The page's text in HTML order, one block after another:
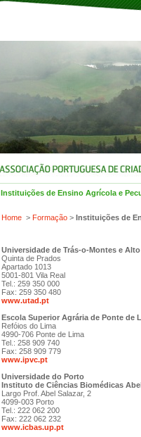
Instituições de Ensino Agrícola e
Home > Formação > Instituições de
Universidade de Trás-o-Montes e
Quinta de Prados
Apartado 1013
5001-801 Vila Real
Tel.: 259 350 000
Fax: 259 350 480
www.utad.pt
Escola Superior Agrária de Ponte de
Refóios do Lima
4990-706 Ponte de Lima
Tel.: 258 909 740
Fax: 258 909 779
www.ipvc.pt
Universidade do Porto
Instituto de Ciências Biomédicas
Largo Prof. Abel Salazar, 2
4099-003 Porto
Tel.: 222 062 200
Fax: 222 062 232
www.icbas.up.pt